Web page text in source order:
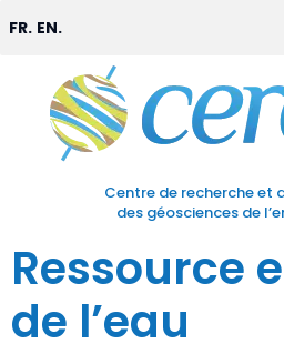
Centre de recherche et
des géosciences de
FR. EN.
Ressource
de l’eau